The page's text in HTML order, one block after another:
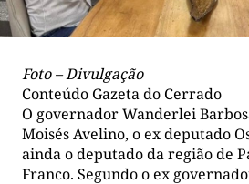
Foto – Divulgação
Conteúdo Gazeta do Cerrado
O governador Wanderlei
Moisés Avelino, o ex deputado
ainda o deputado da região de
Franco. Segundo o ex